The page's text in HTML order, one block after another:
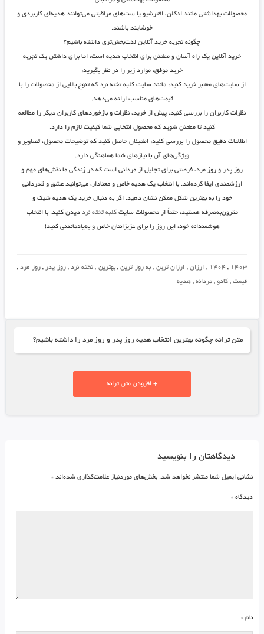
محصولات بهداشتی مانند ادکلن، افترشیو یا ست‌های مراقبتی می‌توانند هدیه‌ای کاربردی و
خوشایند باشند.
چگونه تجربه خرید آنلاین لذت‌بخش‌تری داشته باشیم؟
خرید آنلاین یک راه آسان و مطمئن برای انتخاب هدیه است، اما برای داشتن یک تجربه
خرید موفق، موارد زیر را در نظر بگیرید:
از سایت‌های معتبر خرید کنید: مانند سایتکلبه تخته نرد که تنوع بالایی از محصولات را با
قیمت‌های مناسب ارائه می‌دهد.
نظرات کاربران را بررسی کنید: پیش از خرید، نظرات و بازخوردهای کاربران دیگر را مطالعه
کنید تا مطمئن شوید که محصول انتخابی شما کیفیت لازم را دارد.
اطلاعات دقیق محصول را بررسی کنید: اطمینان حاصل کنید که توضیحات محصول، تصاویر و
ویژگی‌های آن با نیازهای شما هماهنگی دارد.
روز پدر و روز مرد، فرصتی برای تجلیل از مردانی است که در زندگی ما نقش‌های مهم و
ارزشمندی ایفا کرده‌اند. با انتخاب یک هدیه خاص و معنادار، می‌توانید عشق و قدردانی
خود را به بهترین شکل ممکن نشان دهید. اگر به دنبال خرید یک هدیه شیک و
مقرون‌به‌صرفه هستید، حتماً از محصولات سایتکلبه تخته نرد دیدن کنید. با انتخاب
هوشمندانه خود، این روز را برای عزیزانتان خاص و به‌یادماندنی کنید!
1403
,
1404
,ارزان , ارزان ترین , به روز ترین,بهترین ,تخته نرد,روز پدر ,روز مرد,
قیمت, کادو , مردانه, هدیه
متن ترانه چگونه بهترین انتخاب هدیه روز پدر و روز مرد را داشته باشیم؟
+ افزودن متن ترانه
دیدگاهتان را بنویسید
نشانی ایمیل شما منتشر نخواهد شد. بخش‌های موردنیاز علامت‌گذاری شده‌اند *
دیدگاه *
نام *